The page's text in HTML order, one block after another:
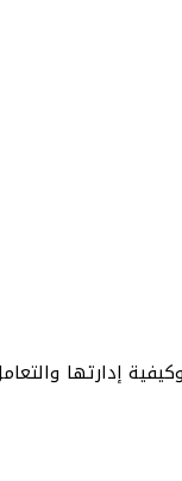
إدارتها